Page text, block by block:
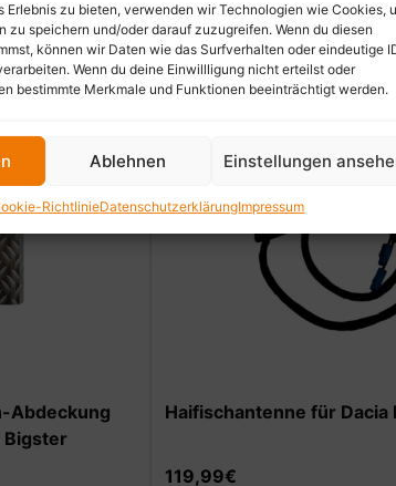
Erlebnis zu bieten, verwenden wir Technologien wie Cookies,
zu speichern und/oder darauf zuzugreifen. Wenn du diesen
können wir Daten wie das Surfverhalten oder eindeutige
Wenn du deine Einwillligung nicht erteilst oder
bestimmte Merkmale und Funktionen beeinträchtigt werden.
Ablehnen Einstellungen
RichtlinieDatenschutzerklärungImpressum
Haifischantenne für Dacia
119,99€